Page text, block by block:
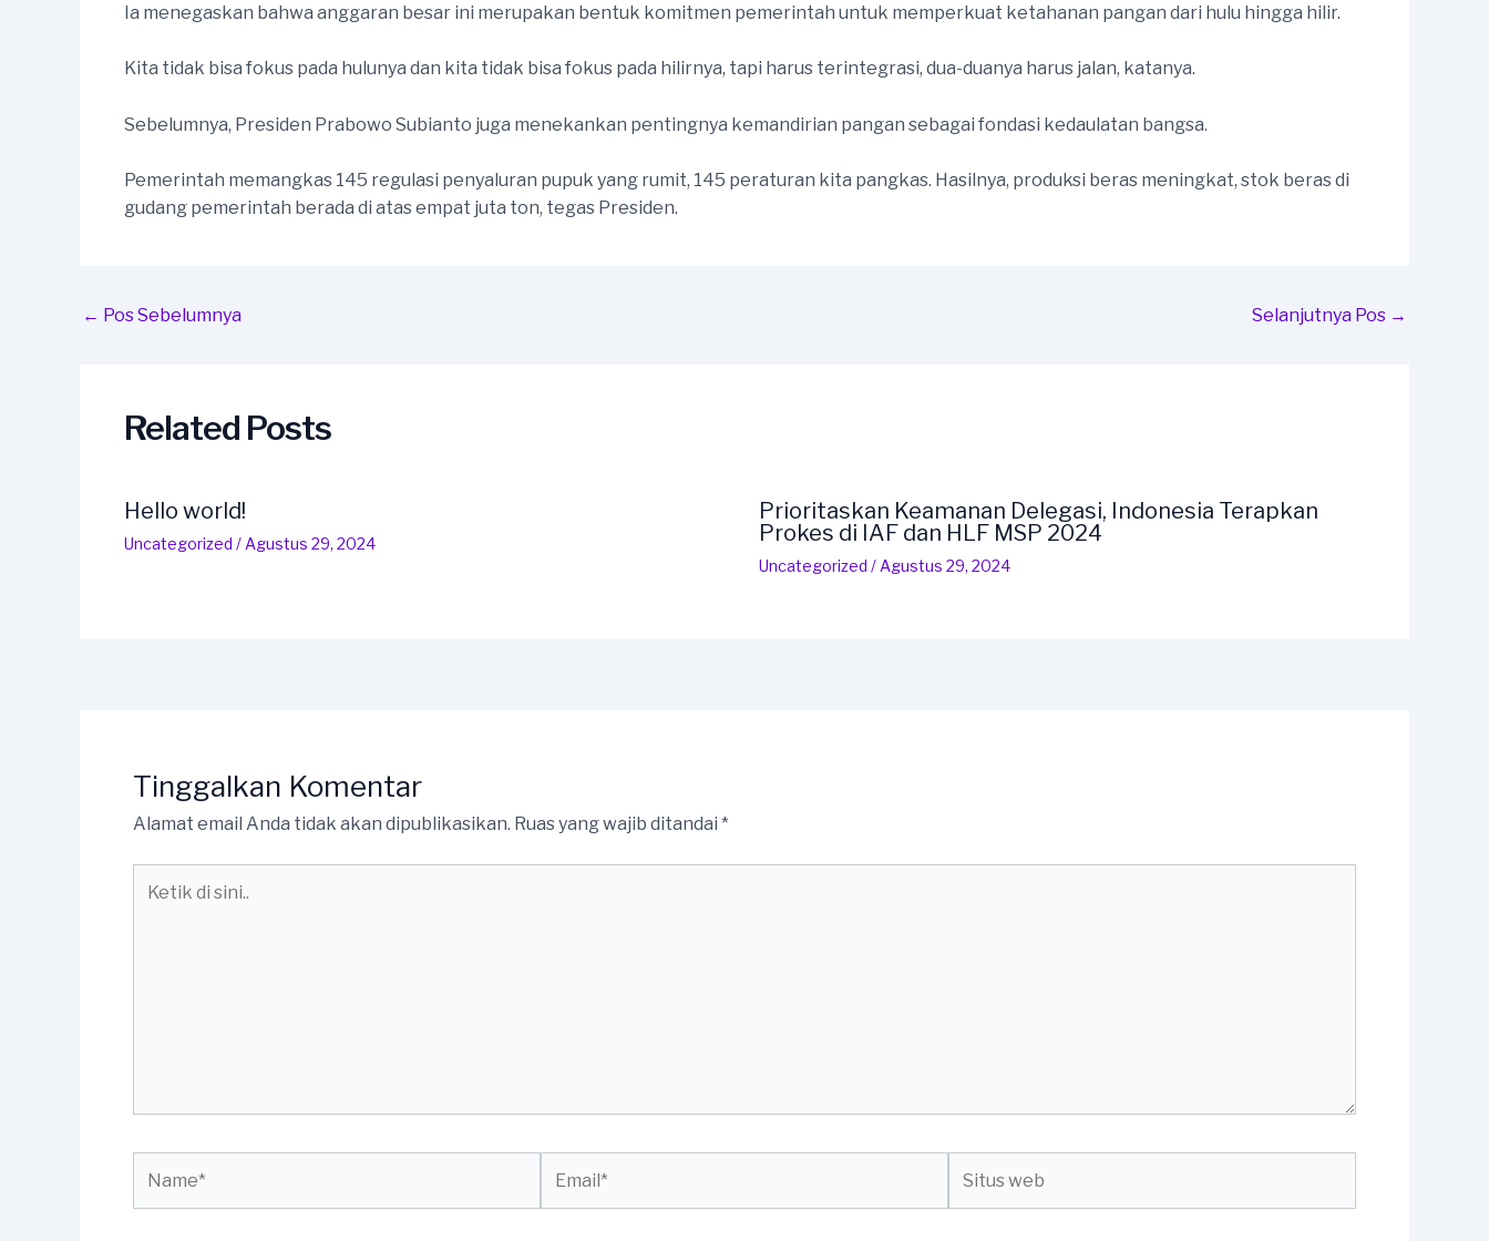
Ia menegaskan bahwa anggaran besar ini merupakan bentuk komitmen pemerintah untuk memperkuat ketahanan pangan dari hulu hingga hilir.
Kita tidak bisa fokus pada hulunya dan kita tidak bisa fokus pada hilirnya, tapi harus terintegrasi, dua-duanya harus jalan, katanya.
Sebelumnya, Presiden Prabowo Subianto juga menekankan pentingnya kemandirian pangan sebagai fondasi kedaulatan bangsa.
Pemerintah memangkas 145 regulasi penyaluran pupuk yang rumit, 145 peraturan kita pangkas. Hasilnya, produksi beras meningkat, stok beras di
gudang pemerintah berada di atas empat juta ton, tegas Presiden.
Post
← Pos Sebelumnya Selanjutnya Pos →
Related Posts
Hello world!
Uncategorized / Agustus 29, 2024
Prioritaskan Keamanan Delegasi, Indonesia Terapkan
Prokes di IAF dan HLF MSP 2024
Uncategorized / Agustus 29, 2024
Tinggalkan Komentar
Alamat email Anda tidak akan dipublikasikan. Ruas yang wajib ditandai *
web